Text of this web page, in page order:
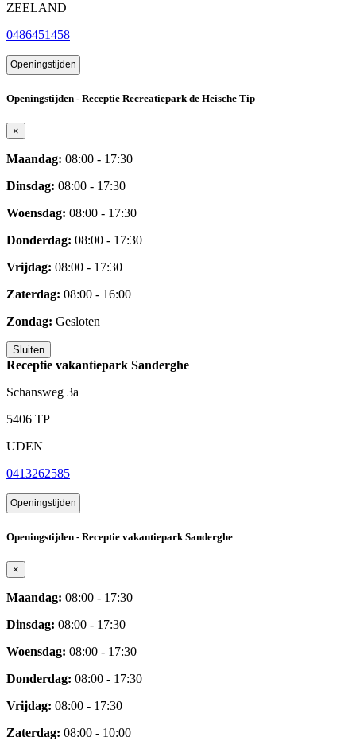
ZEELAND
0486451458
Openingstijden
Openingstijden - Receptie Recreatiepark de Heische Tip
×
Maandag: 08:00 - 17:30
Dinsdag: 08:00 - 17:30
Woensdag: 08:00 - 17:30
Donderdag: 08:00 - 17:30
Vrijdag: 08:00 - 17:30
Zaterdag: 08:00 - 16:00
Zondag: Gesloten
Sluiten
Receptie vakantiepark Sanderghe
Schansweg 3a
5406 TP
UDEN
0413262585
Openingstijden
Openingstijden - Receptie vakantiepark Sanderghe
×
Maandag: 08:00 - 17:30
Dinsdag: 08:00 - 17:30
Woensdag: 08:00 - 17:30
Donderdag: 08:00 - 17:30
Vrijdag: 08:00 - 17:30
Zaterdag: 08:00 - 10:00